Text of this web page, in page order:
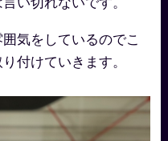
い切れないです。
気をしているのでこ
付けていきます。